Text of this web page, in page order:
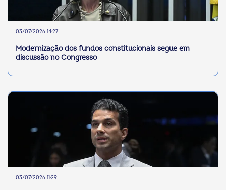
03/07/2026 14:27
Modernização dos fundos constitucionais segue em
discussão no Congresso
03/07/2026 11:29